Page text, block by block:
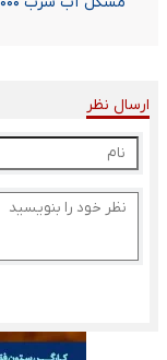
ارسال نظر